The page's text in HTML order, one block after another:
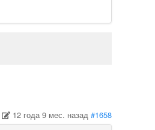
12 года 9 мес. назад #1658